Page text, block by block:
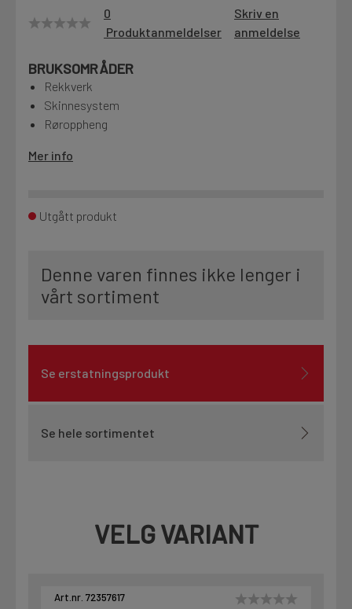
Kontakt og åpningstider
Kontakt
Fra rådgivning til sporing av ordre
Kampanjer
0
Produktanmeldelser
Skriv en
anmeldelse
BRUKSOMRÅDER
Rekkverk
Skinnesystem
Røroppheng
Mer info
Utgått produkt
Denne varen finnes ikke lenger i
vårt sortiment
Se erstatningsprodukt
Se hele sortimentet
VELG VARIANT
Art.nr. 72357617